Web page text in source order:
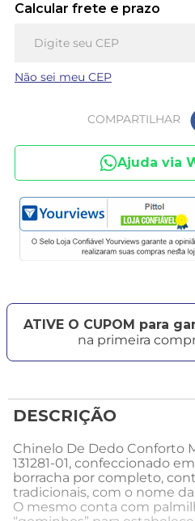
Calcular frete e prazo
Não sei meu CEP
COMPARTILHAR
Ajuda via
ATIVE O CUPOM para
na primeira
DESCRIÇÃO
Chinelo De Dedo Conforto
131281-01, confeccionado
borracha por completo,
tradicionais, com o nome
O mesmo conta com